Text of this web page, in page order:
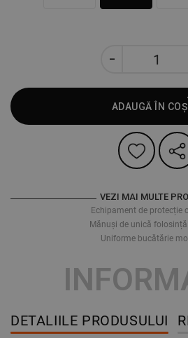
ADAUGĂ ÎN COȘ
VEZI MAI MULTE
Echipament de protecție
Mănuși de unică
Uniforme bucătărie
DETALIILE PRODUSULUI